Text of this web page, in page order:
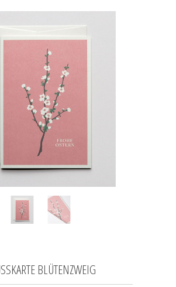
BLÜTENZWEIG